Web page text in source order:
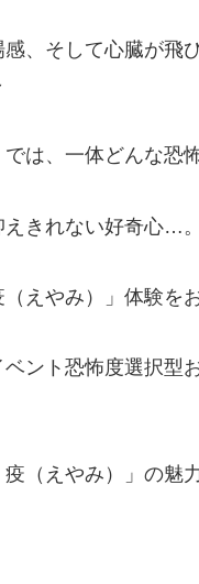
、そして心臓が飛
は、一体どんな恐
えきれない好奇心…
えやみ）」体験を
ント恐怖度選択型
（えやみ）」の魅